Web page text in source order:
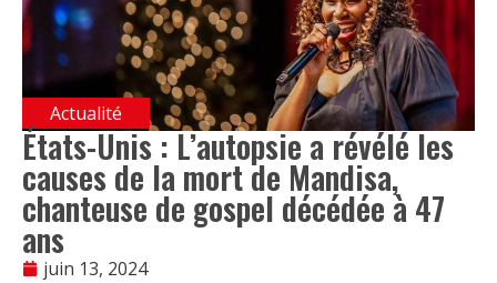
Actualité
États-Unis : L’autopsie a révélé les
causes de la mort de Mandisa,
chanteuse de gospel décédée à 47
ans
juin 13, 2024